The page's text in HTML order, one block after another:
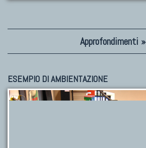
Approfondimenti »
ESEMPIO DI AMBIENTAZIONE